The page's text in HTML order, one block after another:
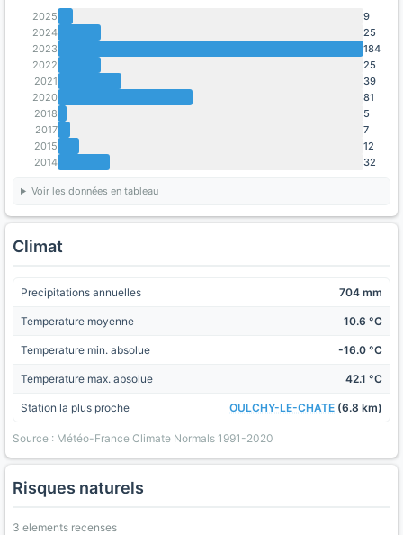
2025
9
2024
25
2023
184
2022
25
2021
39
2020
81
2018
5
2017
7
2015
12
2014
32
Voir les données en tableau
Climat
Precipitations annuelles 704 mm
Temperature moyenne 10.6 °C
Temperature min. absolue -16.0 °C
Temperature max. absolue 42.1 °C
Station la plus proche OULCHY-LE-CHATE (6.8 km)
Source : Météo-France Climate Normals 1991-2020
Risques naturels
3 elements recenses